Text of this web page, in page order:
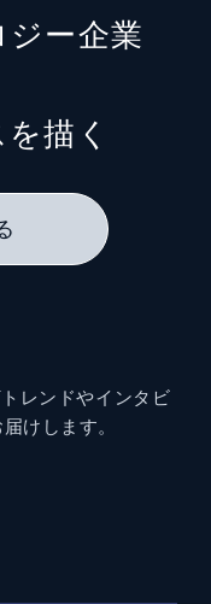
ー企業
描く
レンドやインタビ
けします。